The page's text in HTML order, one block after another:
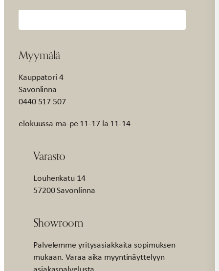
Myymälä
Kauppatori 4
Savonlinna
0440 517 507
elokuussa ma-pe 11-17 la 11-14
Varasto
Louhenkatu 14
57200 Savonlinna
Showroom
Palvelemme yritysasiakkaita sopimuksen
mukaan. Varaa aika myyntinäyttelyyn